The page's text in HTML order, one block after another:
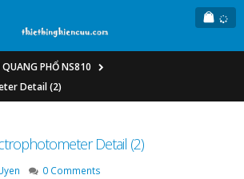
PHỔ NS810
Detail (2)
Detail (2)
0 Comments